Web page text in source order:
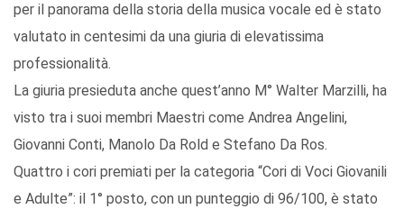
per il panorama della storia della musica vocale ed è stato
valutato in centesimi da una giuria di elevatissima
professionalità.
La giuria presieduta anche quest’anno M° Walter Marzilli, ha
visto tra i suoi membri Maestri come Andrea Angelini,
Giovanni Conti, Manolo Da Rold e Stefano Da Ros.
Quattro i cori premiati per la categoria “Cori di Voci Giovanili
e Adulte”: il 1° posto, con un punteggio di 96/100, è stato